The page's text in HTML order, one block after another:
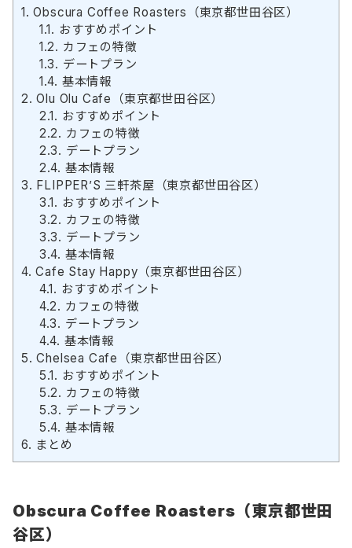
1. Obscura Coffee Roasters（東京都世田谷区）
1.1. おすすめポイント
1.2. カフェの特徴
1.3. デートプラン
1.4. 基本情報
2. Olu Olu Cafe（東京都世田谷区）
2.1. おすすめポイント
2.2. カフェの特徴
2.3. デートプラン
2.4. 基本情報
3. FLIPPER’S 三軒茶屋（東京都世田谷区）
3.1. おすすめポイント
3.2. カフェの特徴
3.3. デートプラン
3.4. 基本情報
4. Cafe Stay Happy（東京都世田谷区）
4.1. おすすめポイント
4.2. カフェの特徴
4.3. デートプラン
4.4. 基本情報
5. Chelsea Cafe（東京都世田谷区）
5.1. おすすめポイント
5.2. カフェの特徴
5.3. デートプラン
5.4. 基本情報
6. まとめ
Obscura Coffee Roasters （東京都世田
谷区）